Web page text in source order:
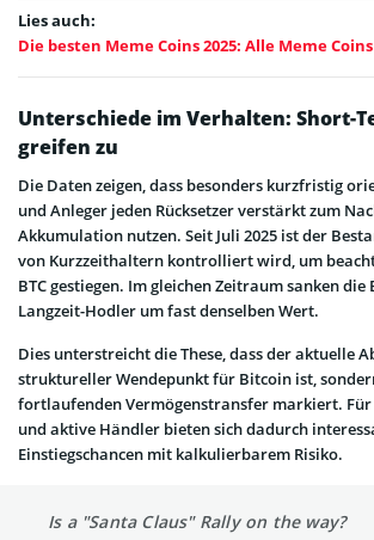
Lies auch:
Die besten Meme Coins 2025: Alle Meme
Unterschiede im Verhalten: Short-
greifen zu
Die Daten zeigen, dass besonders kurzfristig
und Anleger jeden Rücksetzer verstärkt zum
Akkumulation nutzen. Seit Juli 2025 ist der
von Kurzzeithaltern kontrolliert wird, um
BTC gestiegen. Im gleichen Zeitraum sanken die
Langzeit-Hodler um fast denselben Wert.
Dies unterstreicht die These, dass der aktuelle
struktureller Wendepunkt für Bitcoin ist,
fortlaufenden Vermögenstransfer markiert.
und aktive Händler bieten sich dadurch
Einstiegschancen mit kalkulierbarem Risiko.
Is a "Santa Claus" Rally on the way?